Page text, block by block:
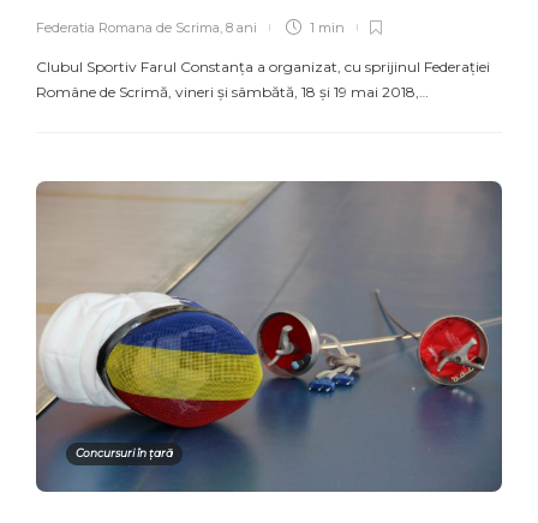
Federatia Romana de Scrima, 8 ani 1 min
Clubul Sportiv Farul Constanța a organizat, cu sprijinul Federației
Române de Scrimă, vineri și sâmbătă, 18 și 19 mai 2018,…
Concursuri în țară